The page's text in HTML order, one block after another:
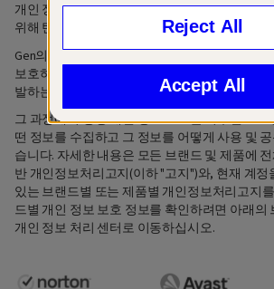
개인 정보 처리 센터에 오신 것을 환영합니다.
위해 탄생한 신뢰할 수 있는 브랜드 제품군, Gen™
Gen의 사명은 사람들이 디지털 및 금융 생활을
보호하는 데 도움이 되는 혁신적이고 사용하기
발하는 것입니다.
그 과정에서 항상 개인 정보 보호를 최우선으로
떤 정보를 수집하고 그 정보를 어떻게 사용 및
습니다. 자세한 내용은 모든 브랜드 및 제품에
반 개인정보처리고지(이하 "고지")와, 현재 계
있는 브랜드별 또는 제품별 개인정보처리고지
드별 개인 정보 보호 정보를 확인하려면 아래의
개인 정보 처리 센터로 이동하십시오.
Reject All
Accept All